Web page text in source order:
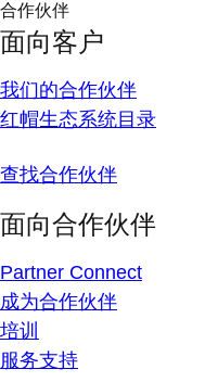
合作伙伴
面向客户
我们的合作伙伴
红帽生态系统目录
查找合作伙伴
面向合作伙伴
Partner Connect
成为合作伙伴
培训
服务支持